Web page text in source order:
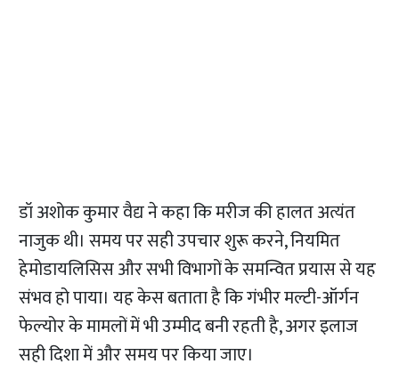
डॉ अशोक कुमार वैद्य ने कहा कि मरीज की हालत अत्यंत
नाजुक थी। समय पर सही उपचार शुरू करने, नियमित
हेमोडायलिसिस और सभी विभागों के समन्वित प्रयास से यह
संभव हो पाया। यह केस बताता है कि गंभीर मल्टी-ऑर्गन
फेल्योर के मामलों में भी उम्मीद बनी रहती है, अगर इलाज
सही दिशा में और समय पर किया जाए।